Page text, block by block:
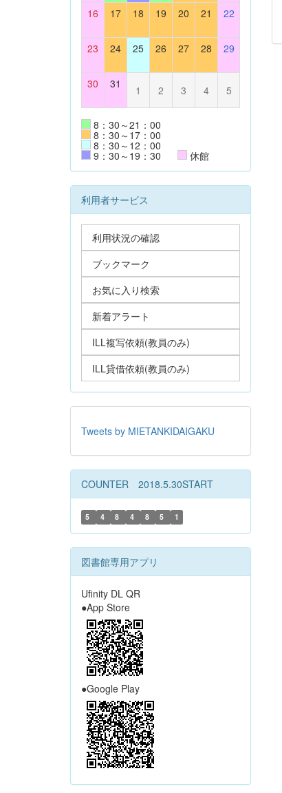
16 17 18 19 20 21 22
23 24 25 26 27 28 29
30 31 1 2 3 4 5
8：30～21：00
8：30～17：00
8：30～12：00
9：30～19：30 休館
利用者サービス
利用状況の確認
ブックマーク
お気に入り検索
新着アラート
ILL複写依頼(教員のみ)
ILL貸借依頼(教員のみ)
Tweets by MIETANKIDAIGAKU
COUNTER 2018.5.30START
5 4 8 4 8 5 1
図書館専用アプリ
Ufinity DL QR
●App Store
●Google Play